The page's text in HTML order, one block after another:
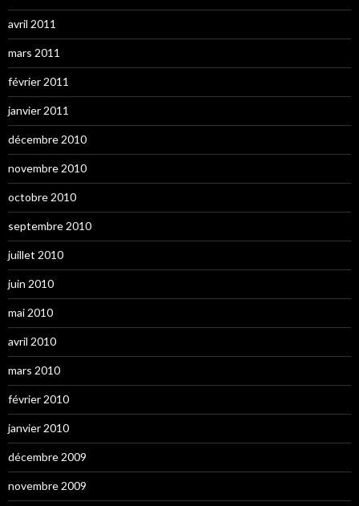
avril 2011
mars 2011
février 2011
janvier 2011
décembre 2010
novembre 2010
octobre 2010
septembre 2010
juillet 2010
juin 2010
mai 2010
avril 2010
mars 2010
février 2010
janvier 2010
décembre 2009
novembre 2009